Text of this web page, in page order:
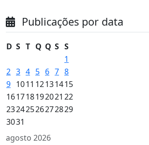
Publicações por data
agosto 2026
D S T Q Q S S
1
2 3 4 5 6 7 8
9 1011 12131415
161718192021 22
23242526272829
3031